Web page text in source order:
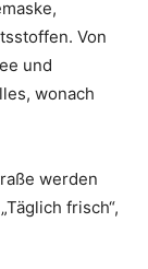
Von
und
wonach
werden
frisch“,